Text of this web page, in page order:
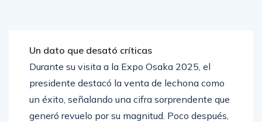
Un dato que desató críticas
Durante su visita a la Expo Osaka 2025, el
presidente destacó la venta de lechona como
un éxito, señalando una cifra sorprendente que
generó revuelo por su magnitud. Poco después,